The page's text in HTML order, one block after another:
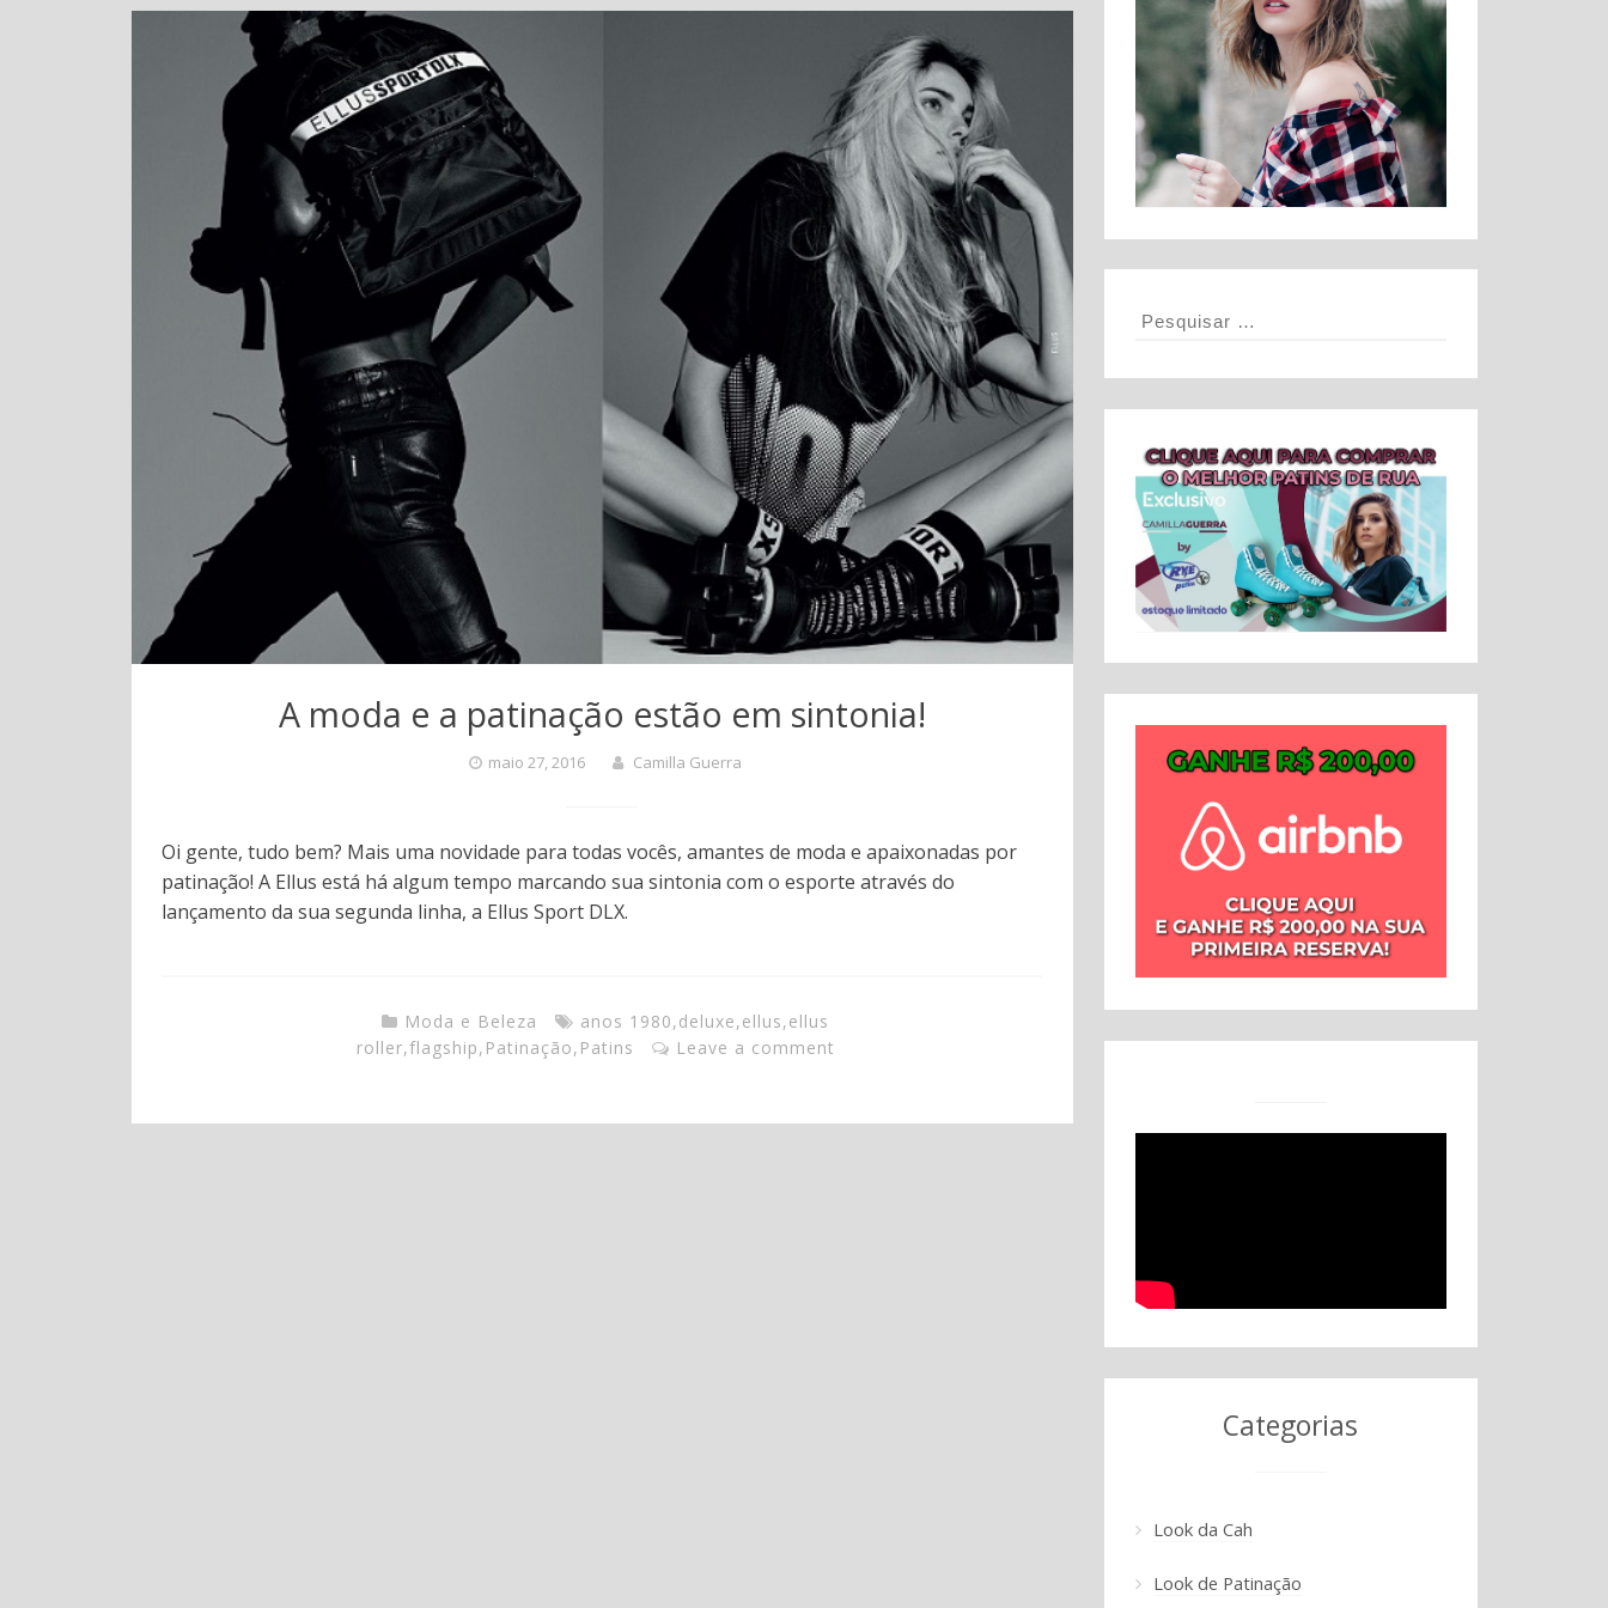
A moda e a patinação estão em sintonia!
maio 27, 2016 Camilla Guerra
Oi gente, tudo bem? Mais uma novidade para todas vocês, amantes de moda e apaixonadas por
patinação! A Ellus está há algum tempo marcando sua sintonia com o esporte através do
lançamento da sua segunda linha, a Ellus Sport DLX.
Moda e Beleza anos 1980,deluxe,ellus,ellus
roller,flagship, Patinação, Patins Leave a comment
Categorias
Look da Cah
Look de Patinação